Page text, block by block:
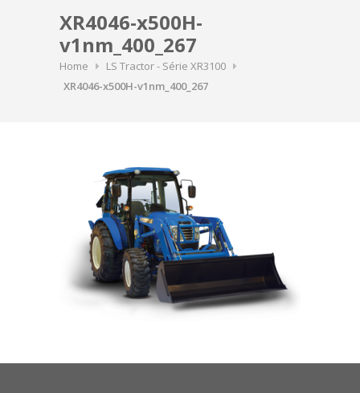
XR4046-x500H-
v1nm_400_267
Home
LS Tractor - Série XR3100
XR4046-x500H-v1nm_400_267